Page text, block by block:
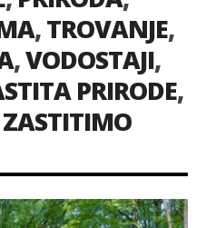
,TROVANJE,
,VODOSTAJI,
PRIRODE,
ZASTITIMO